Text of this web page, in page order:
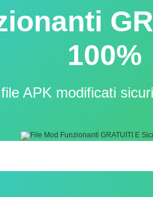
100%
APK modificati